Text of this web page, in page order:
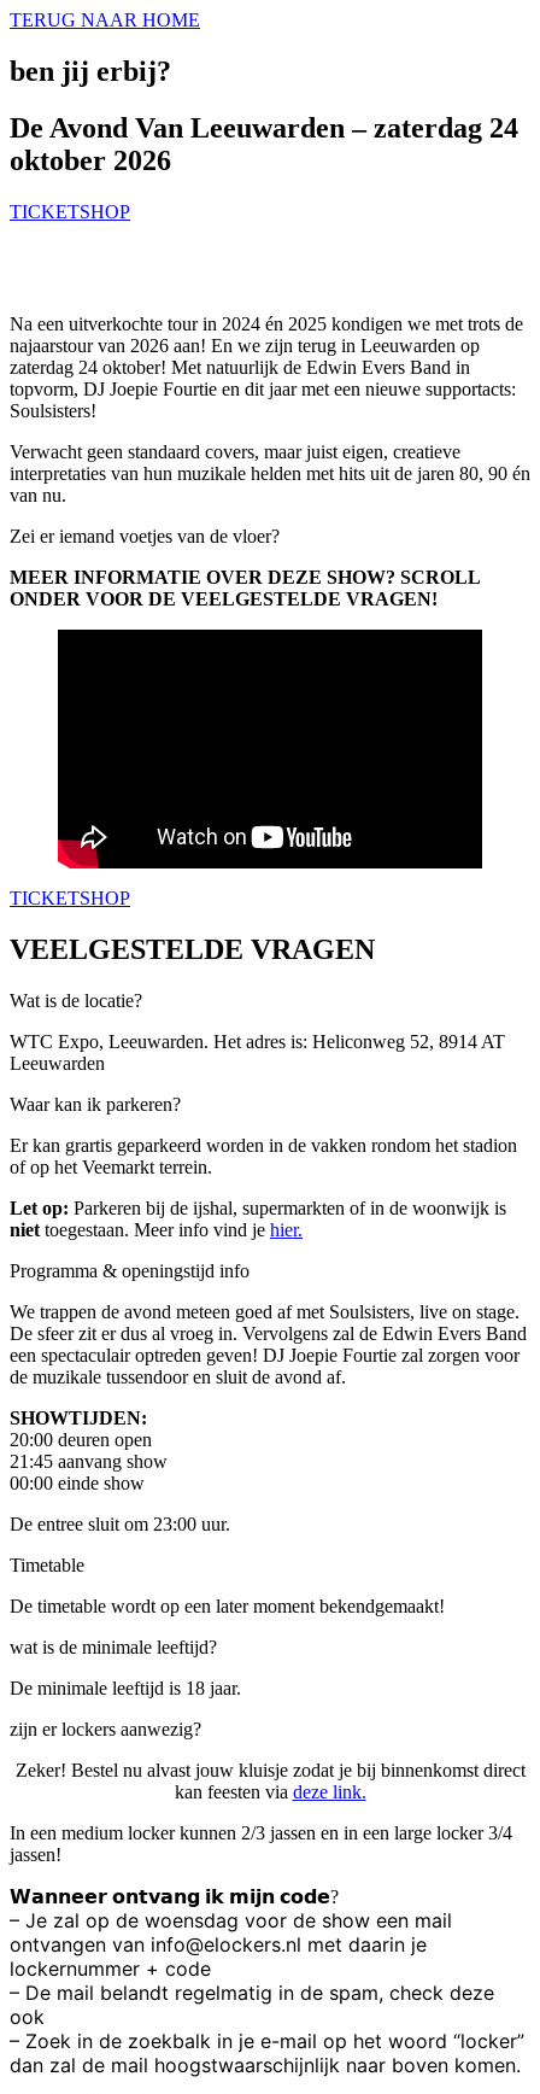
TERUG NAAR HOME
ben jij erbij?
De Avond Van Leeuwarden – zaterdag 24
oktober 2026
TICKETSHOP
Na een uitverkochte tour in 2024 én 2025 kondigen we met trots de
najaarstour van 2026 aan! En we zijn terug in Leeuwarden op
zaterdag 24 oktober! Met natuurlijk de Edwin Evers Band in
topvorm, DJ Joepie Fourtie en dit jaar met een nieuwe supportacts:
Soulsisters!
Verwacht geen standaard covers, maar juist eigen, creatieve
interpretaties van hun muzikale helden met hits uit de jaren 80, 90 én
van nu.
Zei er iemand voetjes van de vloer?
MEER INFORMATIE OVER DEZE SHOW? SCROLL
ONDER VOOR DE VEELGESTELDE VRAGEN!
TICKETSHOP
VEELGESTELDE VRAGEN
Wat is de locatie?
WTC Expo, Leeuwarden. Het adres is: Heliconweg 52, 8914 AT
Leeuwarden
Waar kan ik parkeren?
Er kan grartis geparkeerd worden in de vakken rondom het stadion
of op het Veemarkt terrein.
Let op: Parkeren bij de ijshal, supermarkten of in de woonwijk is
niet toegestaan. Meer info vind je hier.
Programma & openingstijd info
We trappen de avond meteen goed af met Soulsisters, live on stage.
De sfeer zit er dus al vroeg in. Vervolgens zal de Edwin Evers Band
een spectaculair optreden geven! DJ Joepie Fourtie zal zorgen voor
de muzikale tussendoor en sluit de avond af.
SHOWTIJDEN:
20:00 deuren open
21:45 aanvang show
00:00 einde show
De entree sluit om 23:00 uur.
Timetable
De timetable wordt op een later moment bekendgemaakt!
wat is de minimale leeftijd?
De minimale leeftijd is 18 jaar.
zijn er lockers aanwezig?
Zeker! Bestel nu alvast jouw kluisje zodat je bij binnenkomst direct
kan feesten via deze link.
In een medium locker kunnen 2/3 jassen en in een large locker 3/4
jassen!
𝗪𝗮𝗻𝗻𝗲𝗲𝗿 𝗼𝗻𝘁𝘃𝗮𝗻𝗴 𝗶𝗸 𝗺𝗶𝗷𝗻 𝗰𝗼𝗱𝗲?
– Je zal op de woensdag voor de show een mail
ontvangen van info@elockers.nl met daarin je
lockernummer + code
– De mail belandt regelmatig in de spam, check deze
ook
– Zoek in de zoekbalk in je e-mail op het woord “locker”
dan zal de mail hoogstwaarschijnlijk naar boven komen.